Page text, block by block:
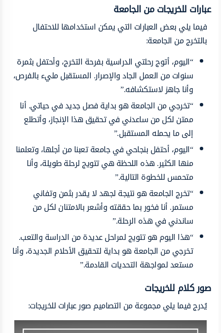
عبارات للخريجات من الجامعة
فيما يلي بعض العبارات التي يمكن استخدامها للاحتفال
بالتخرج من الجامعة:
“اليوم، أتوج رحلتي الدراسية بفرحة التخرج، وأحتفل بثمرة
سنوات من العمل الجاد والإصرار. المستقبل مليء بالفرص،
وأنا جاهز لاستكشافه.”
“تخرجي من الجامعة هو بداية فصل جديد في حياتي. أنا
ممتن لكل من ساعدني في تحقيق هذا الإنجاز، وأتطلع
إلى ما يحمله المستقبل.”
“اليوم، أحتفل بنجاحي في جامعة تعبنا من أجلها، وتعلمنا
منها الكثير. هذه اللحظة هي تتويج لرحلة طويلة، وأنا
متحمس للخطوة التالية.”
“تخرج الجامعة هو نتيجة لجهد لا يقدر بثمن وتفاني
مستمر. أنا فخور بما حققته وأشعر بالامتنان لكل من
ساندني في هذه الرحلة.”
“هذا اليوم هو تتويج لمراحل عديدة من الدراسة والتعب.
تخرجي من الجامعة هو بداية لتحقيق الأحلام الجديدة، وأنا
مستعد لمواجهة التحديات القادمة.”
صور كلام للخريجات
يُدرج فيما يلي مجموعة من التصاميم صور عبارات للخريجات: